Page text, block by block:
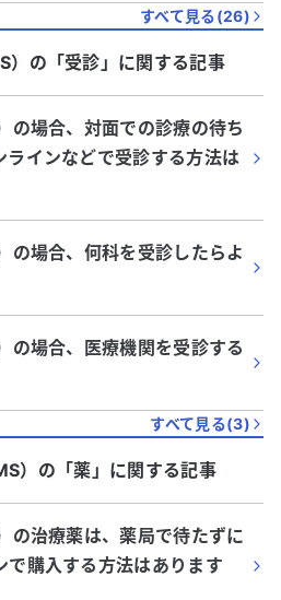
すべて見る(26)
の「受診 」に関する記事
の場合、対面での診療の待ち
ラインなどで受診する方法は
の場合、何科を受診したらよ
の場合、医療機関を受診する
すべて見る(3)
） の「薬 」に関する記事
の治療薬は、薬局で待たずに
で購入する方法はあります